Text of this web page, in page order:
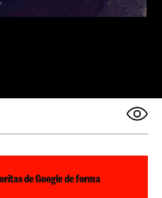
de Google de forma